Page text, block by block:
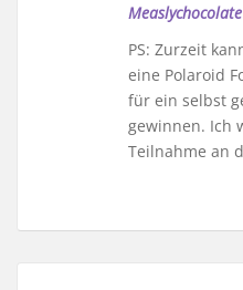
PS: Zurzeit
eine Polaroid
für ein selbst
gewinnen. Ich
Teilnahme an